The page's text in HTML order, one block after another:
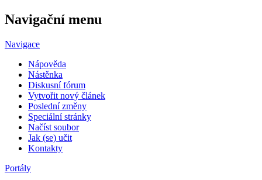
Navigační menu
Navigace
Nápověda
Nástěnka
Diskusní fórum
Vytvořit nový článek
Poslední změny
Speciální stránky
Načíst soubor
Jak (se) učit
Kontakty
Portály